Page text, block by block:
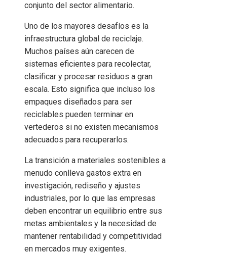
conjunto del sector alimentario.
Uno de los mayores desafíos es la
infraestructura global de reciclaje.
Muchos países aún carecen de
sistemas eficientes para recolectar,
clasificar y procesar residuos a gran
escala. Esto significa que incluso los
empaques diseñados para ser
reciclables pueden terminar en
vertederos si no existen mecanismos
adecuados para recuperarlos.
La transición a materiales sostenibles a
menudo conlleva gastos extra en
investigación, rediseño y ajustes
industriales, por lo que las empresas
deben encontrar un equilibrio entre sus
metas ambientales y la necesidad de
mantener rentabilidad y competitividad
en mercados muy exigentes.